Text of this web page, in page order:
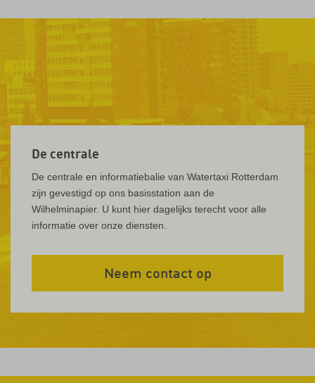
De centrale
De centrale en informatiebalie van Watertaxi Rotterdam
zijn gevestigd op ons basisstation aan de
Wilhelminapier. U kunt hier dagelijks terecht voor alle
informatie over onze diensten.
Neem contact op